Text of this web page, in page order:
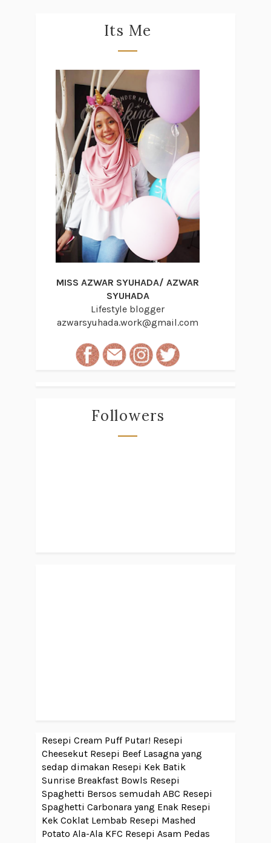
Its Me
MISS AZWAR SYUHADA/ AZWAR
SYUHADA
Lifestyle blogger
azwarsyuhada.work@gmail.com
Followers
Resepi Cream Puff Putar! Resepi
Cheesekut Resepi Beef Lasagna yang
sedap dimakan Resepi Kek Batik
Sunrise Breakfast Bowls Resepi
Spaghetti Bersos semudah ABC Resepi
Spaghetti Carbonara yang Enak Resepi
Kek Coklat Lembab Resepi Mashed
Potato Ala-Ala KFC Resepi Asam Pedas